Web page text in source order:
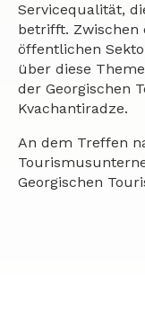
Servicequalität,
betrifft. Zwischen
öffentlichen
über diese
der Georgischen
Kvachantiradze.
An dem Treffen
Georgischen